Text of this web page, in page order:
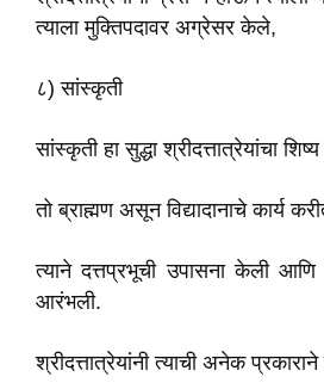
त्याला मुक्तिपदावर अग्रेसर केले,
८) सांस्कृती
सांस्कृती हा सुद्धा श्रीदत्तात्रेयांचा शिष्य
तो ब्राह्मण असून विद्यादानाचे कार्य
त्याने दत्तप्रभूची उपासना केली आणि
आरंभली.
श्रीदत्तात्रेयांनी त्याची अनेक प्रकाराने